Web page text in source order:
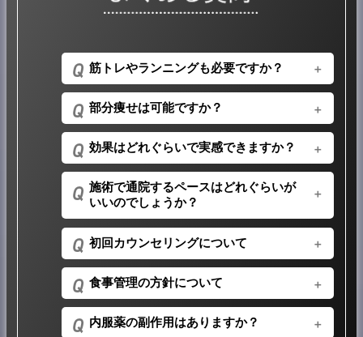
筋トレやランニングも必要ですか？
当院のダイエットは「楽に痩せる」ことをコンセ
プトにしています。ハイフの施術は横になってい
るだけですし、内服薬で脂肪や糖質の吸収を抑え
ることができますので、筋トレなどより楽にダイ
付けたいなど、個人のニーズに合わせて筋トレな
ど併用されることもお勧めです。
部分痩せは可能ですか？
医療施術（ハイフ、EMS、脂肪冷却）で可能で
す。施術を行うパーツの脂肪細胞をピンポイント
に破壊しますので、部分痩せが可能です。
効果はどれぐらいで実感できますか？
効果の実感には元々の体格・体質などにより個人
差があります。医療施術で脂肪細胞を破壊した場
合、約2週間ほどで体外に排出されます。内服薬
すが、2週間ほどで実感される方が多いです。
施術で通院するペースはどれぐらいが
いいのでしょうか？
同じパーツの施術を受ける場合、2週間以上の間
隔が必要です。別のパーツであれば翌日からでも
問題ありません。ご希望に合わせてカウンセラー
と一緒にプランを考えましょう。
初回カウンセリングについて
時間は60分ほどです。体調に関する問診票をご記
入いただき、カウンセラーと最適なダイエットプ
ランをご検討ください。医師との問診では不安な
点等お気軽にご相談ください。
食事管理の方針について
極端な食事制限を行うことはありません。管理栄
養士や知識豊富なスタッフが、個人個人の体質や
内服薬の副作用はありますか？